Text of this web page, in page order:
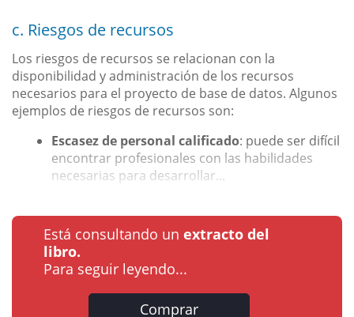
c. Riesgos de recursos
Los riesgos de recursos se relacionan con la
disponibilidad y administración de los recursos
necesarios para el proyecto de base de datos. Algunos
ejemplos de riesgos de recursos son:
Escasez de personal calificado: puede ser difícil
encontrar profesionales con las habilidades
necesarias para desarrollar...
Está consultando un extracto del
libro.
Para seguir leyendo...
Comprar